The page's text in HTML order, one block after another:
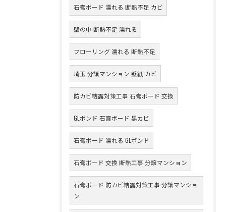
石膏ボード 濡れる 断熱不足 カビ
壁の中 断熱不足 濡れる
フローリング 濡れる 断熱不足
埼玉 分譲マンション 壁紙 カビ
防カビ結露対策工事 石膏ボード 交換
GLボンド 石膏ボード 黒カビ
石膏ボード 濡れる GLボンド
石膏ボード 交換 断熱工事 分譲マンション
石膏ボード 防カビ結露対策工事 分譲マンショ
ン